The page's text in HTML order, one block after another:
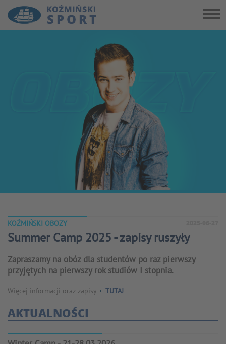
KOŹMIŃSKI OBOZY
Summer Camp 2025 - zapisy ruszyły
Zapraszamy na obóz dla studentów po raz pierwszy
przyjętych na pierwszy rok studiów I stopnia.
Więcej informacji oraz zapisy TUTAJ
AKTUALNOŚCI